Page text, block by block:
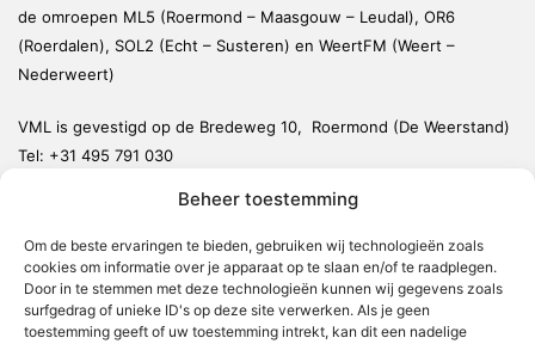
Beheer toestemming
Om de beste ervaringen te bieden, gebruiken wij technologieën zoals
cookies om informatie over je apparaat op te slaan en/of te raadplegen.
Door in te stemmen met deze technologieën kunnen wij gegevens zoals
surfgedrag of unieke ID's op deze site verwerken. Als je geen
toestemming geeft of uw toestemming intrekt, kan dit een nadelige
de omroepen ML5 (Roermond – Maasgouw – Leudal), OR6
(Roerdalen), SOL2 (Echt – Susteren) en WeertFM (Weert –
Nederweert)
VML is gevestigd op de Bredeweg 10, Roermond (De Weerstand)
Tel: +31 495 791 030
Weert
Nederweert
Leudal